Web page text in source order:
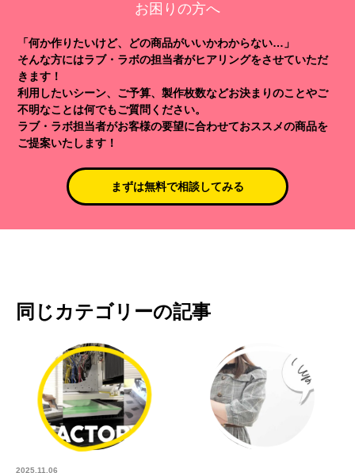
お困りの方へ
「何か作りたいけど、どの商品がいいかわからない…」
そんな方にはラブ・ラボの担当者がヒアリングをさせていただ
きます！
利用したいシーン、ご予算、製作枚数などお決まりのことやご
不明なことは何でもご質問ください。
ラブ・ラボ担当者がお客様の要望に合わせておススメの商品を
ご提案いたします！
まずは無料で相談してみる
同じカテゴリーの記事
2025.11.06